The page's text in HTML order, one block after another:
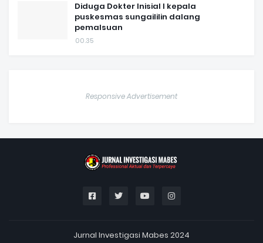
Diduga Dokter Inisial I kepala
puskesmas sungaililin dalang
pemalsuan
00.35
Responsive Advertisement
Jurnal Investigasi Mabes 2024